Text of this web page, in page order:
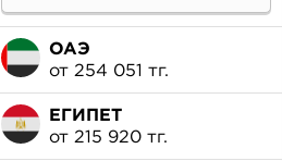
ОАЭ
от 254 051 тг.
ЕГИПЕТ
от 215 920 тг.